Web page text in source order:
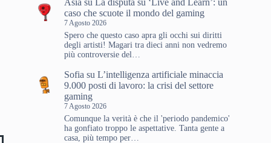
caso che scuote il mondo del gaming
7 Agosto 2026
Spero che questo caso apra gli occhi sui diritti
degli artisti! Magari tra dieci anni non vedremo
più controversie del…
Sofia suL’intelligenza artificiale minaccia
9.000 posti di lavoro: la crisi del settore
gaming
7 Agosto 2026
Comunque la verità è che il 'periodo pandemico'
ha gonfiato troppo le aspettative. Tanta gente a
casa, più tempo per…